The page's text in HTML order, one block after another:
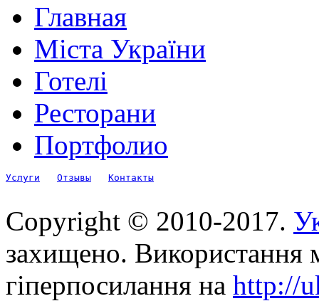
Главная
Міста України
Готелі
Ресторани
Портфолио
Услуги Отзывы Контакты
Copyright © 2010-2017.
захищено. Використання
гіперпосилання на http://